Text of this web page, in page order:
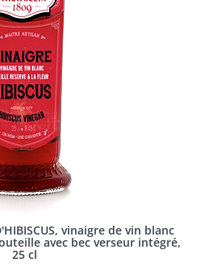
vinaigre de vin blanc
avec bec verseur intégré,
25 cl